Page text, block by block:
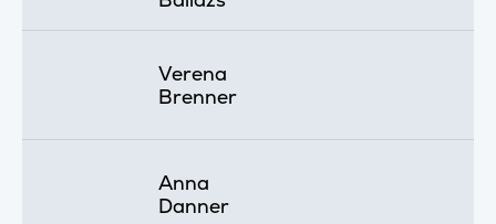
Verena
Brenner
Anna
Danner